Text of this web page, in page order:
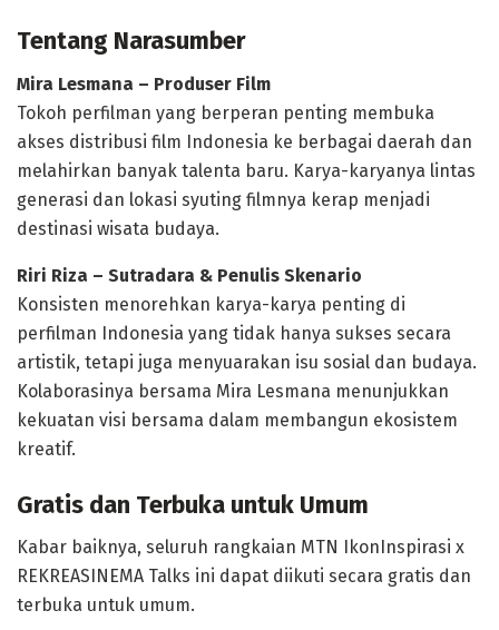
Tentang Narasumber
Mira Lesmana – Produser Film
Tokoh perfilman yang berperan penting membuka
akses distribusi film Indonesia ke berbagai daerah dan
melahirkan banyak talenta baru. Karya-karyanya lintas
generasi dan lokasi syuting filmnya kerap menjadi
destinasi wisata budaya.
Riri Riza – Sutradara & Penulis Skenario
Konsisten menorehkan karya-karya penting di
perfilman Indonesia yang tidak hanya sukses secara
artistik, tetapi juga menyuarakan isu sosial dan budaya.
Kolaborasinya bersama Mira Lesmana menunjukkan
kekuatan visi bersama dalam membangun ekosistem
kreatif.
Gratis dan Terbuka untuk Umum
Kabar baiknya, seluruh rangkaian MTN IkonInspirasi x
REKREASINEMA Talks ini dapat diikuti secara gratis dan
terbuka untuk umum.